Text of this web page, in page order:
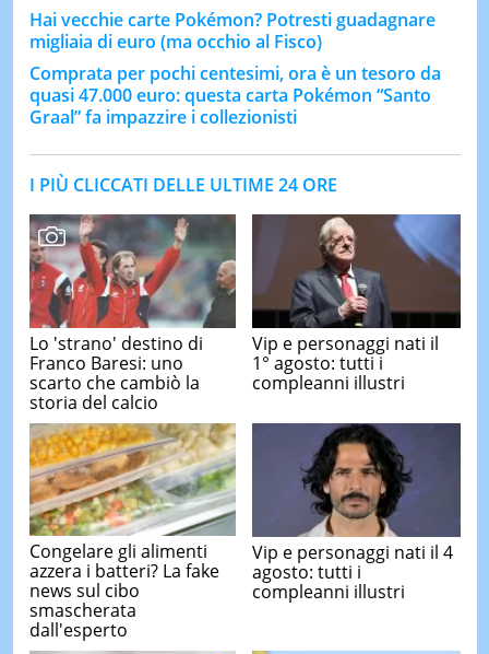
Hai vecchie carte Pokémon? Potresti guadagnare
migliaia di euro (ma occhio al Fisco)
Comprata per pochi centesimi, ora è un tesoro da
quasi 47.000 euro: questa carta Pokémon “Santo
Graal” fa impazzire i collezionisti
I PIÙ CLICCATI DELLE ULTIME 24 ORE
Lo 'strano' destino di
Franco Baresi: uno
scarto che cambiò la
storia del calcio
Vip e personaggi nati il
1° agosto: tutti i
compleanni illustri
Congelare gli alimenti
azzera i batteri? La fake
news sul cibo
smascherata
dall'esperto
Vip e personaggi nati il 4
agosto: tutti i
compleanni illustri